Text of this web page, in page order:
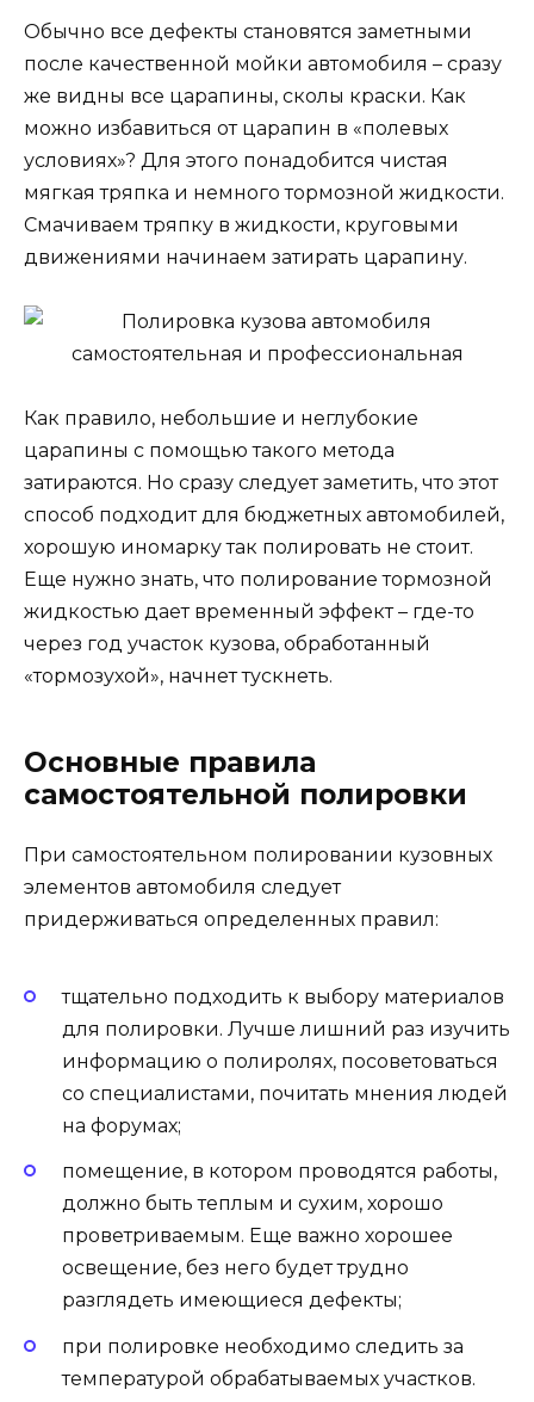
Обычно все дефекты становятся заметными
после качественной мойки автомобиля – сразу
же видны все царапины, сколы краски. Как
можно избавиться от царапин в «полевых
условиях»? Для этого понадобится чистая
мягкая тряпка и немного тормозной жидкости.
Смачиваем тряпку в жидкости, круговыми
движениями начинаем затирать царапину.
Как правило, небольшие и неглубокие
царапины с помощью такого метода
затираются. Но сразу следует заметить, что этот
способ подходит для бюджетных автомобилей,
хорошую иномарку так полировать не стоит.
Еще нужно знать, что полирование тормозной
жидкостью дает временный эффект – где-то
через год участок кузова, обработанный
«тормозухой», начнет тускнеть.
Основные правила
самостоятельной полировки
При самостоятельном полировании кузовных
элементов автомобиля следует
придерживаться определенных правил:
тщательно подходить к выбору материалов
для полировки. Лучше лишний раз изучить
информацию о полиролях, посоветоваться
со специалистами, почитать мнения людей
на форумах;
помещение, в котором проводятся работы,
должно быть теплым и сухим, хорошо
проветриваемым. Еще важно хорошее
освещение, без него будет трудно
разглядеть имеющиеся дефекты;
при полировке необходимо следить за
температурой обрабатываемых участков.